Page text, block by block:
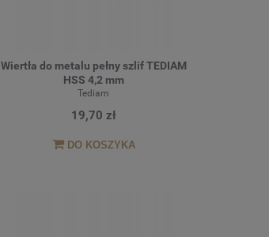
Wiertła do metalu pełny szlif TEDIAM
HSS 4,2 mm
Tediam
19,70 zł
DO KOSZYKA